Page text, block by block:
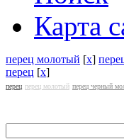
Карта
перец молотый [x]
перец [x]
перец перец молотый перец черный